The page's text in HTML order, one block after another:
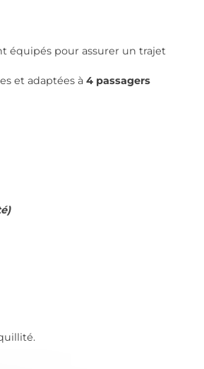
équipés pour assurer un trajet
et adaptées à 4 passagers